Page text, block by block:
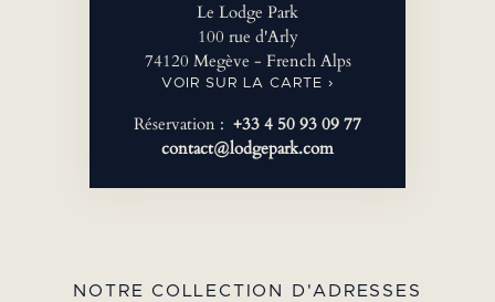
Le Lodge Park
100 rue d'Arly
74120 Megève - French Alps
VOIR SUR LA CARTE ›
Réservation : +33 4 50 93 09 77
contact@lodgepark.com
NOTRE COLLECTION D'ADRESSES